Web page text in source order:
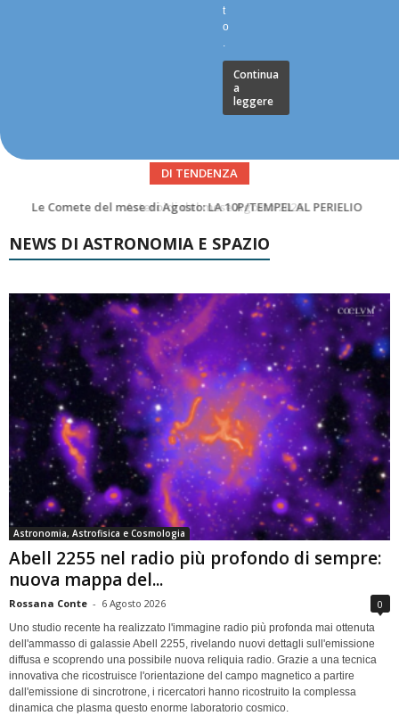
t
o
.
Continua
a
leggere
DI TENDENZA
Asteroidi del mese Agosto 2026
NEWS DI ASTRONOMIA E SPAZIO
Astronomia, Astrofisica e Cosmologia
Abell 2255 nel radio più profondo di sempre:
nuova mappa del...
Rossana Conte - 6 Agosto 2026 0
Uno studio recente ha realizzato l'immagine radio più profonda mai ottenuta
dell'ammasso di galassie Abell 2255, rivelando nuovi dettagli sull'emissione
diffusa e scoprendo una possibile nuova reliquia radio. Grazie a una tecnica
innovativa che ricostruisce l'orientazione del campo magnetico a partire
dall'emissione di sincrotrone, i ricercatori hanno ricostruito la complessa
dinamica che plasma questo enorme laboratorio cosmico.